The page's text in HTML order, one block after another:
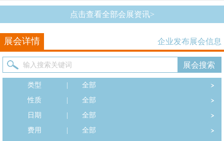
点击查看全部会展资讯>
展会详情 企业发布展会信息
类型
全部
性质
全部
日期
全部
费用
全部